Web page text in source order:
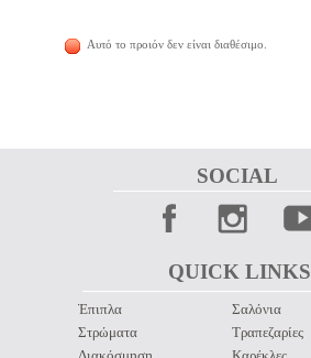
Αυτό το προιόν δεν είναι διαθέσιμο.
QUICK LINKS
SOCIAL
Έπιπλα
Στρώματα
Σαλόνια
Τραπεζαρίες